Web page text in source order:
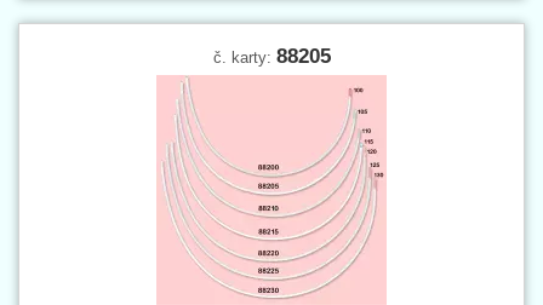
č. karty: 88205